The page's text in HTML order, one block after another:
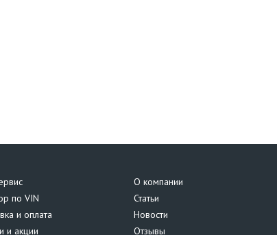
по VIN
и оплата
и акции
О компании
Статьи
Новости
Отзывы